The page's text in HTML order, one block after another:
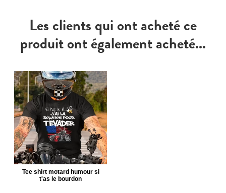
Les clients qui ont acheté ce
produit ont également acheté...
Tee shirt motard humour si
t'as le bourdon